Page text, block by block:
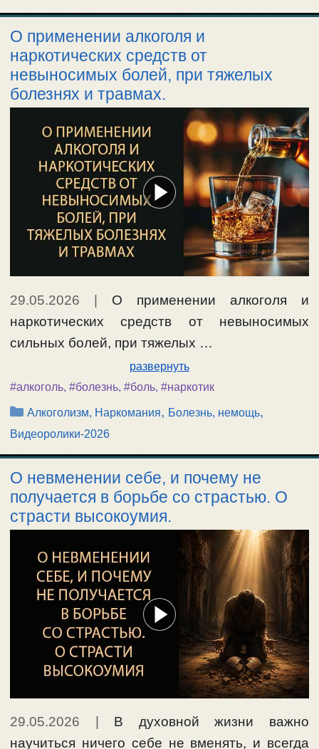
О применении алкоголя и
наркотических средств от
невыносимых болей, при тяжелых
болезнях и травмах.
29.05.2026 | О применении алкоголя и
наркотических средств от невыносимых
сильных болей, при тяжелых …
развернуть
#алкоголь, #болезнь, #боль, #наркотик
Рубрики
Алкоголизм, Наркомания, Болезнь, немощь,
Видеоролики-2026
О невменении себе, и почему не
получается в борьбе со страстью. О
страсти высокоумия.
29.05.2026
В духовной жизни важно
научиться ничего себе не вменять, и всегда